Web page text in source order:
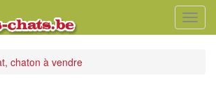
chaton à vendre